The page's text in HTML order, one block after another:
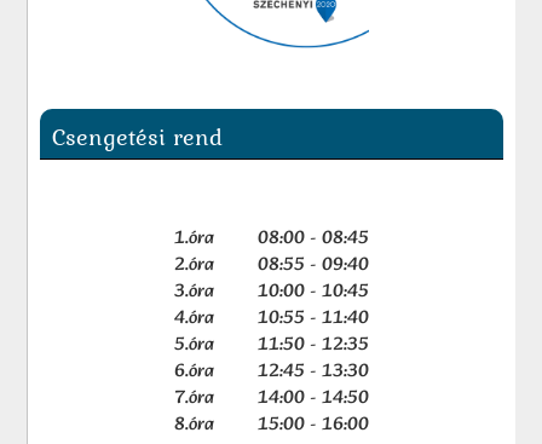
Csengetési rend
1.óra 08:00 - 08:45
2.óra 08:55 - 09:40
3.óra 10:00 - 10:45
4.óra 10:55 - 11:40
5.óra 11:50 - 12:35
6.óra 12:45 - 13:30
7.óra 14:00 - 14:50
8.óra 15:00 - 16:00